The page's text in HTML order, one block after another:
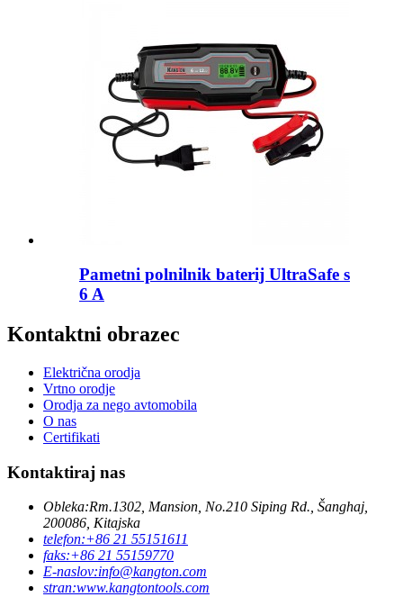
Pametni polnilnik baterij UltraSafe s
6 A
Kontaktni obrazec
Električna orodja
Vrtno orodje
Orodja za nego avtomobila
O nas
Certifikati
Kontaktiraj nas
Obleka:Rm.1302, Mansion, No.210 Siping Rd., Šanghaj,
200086, Kitajska
telefon:+86 21 55151611
faks:+86 21 55159770
E-naslov:info@kangton.com
stran:www.kangtontools.com